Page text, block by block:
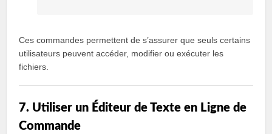
Ces commandes permettent de s’assurer que seuls certains
utilisateurs peuvent accéder, modifier ou exécuter les
fichiers.
7. Utiliser un Éditeur de Texte en Ligne de
Commande